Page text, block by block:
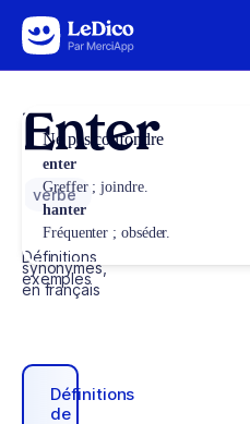
Aller au contenu
Enter
verbe
Définitions,
synonymes,
exemples
en français
Définitions
de
Ne pas confondre
enter
Greffer ; joindre.
hanter
Fréquenter ; obséder.